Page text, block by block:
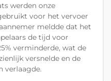
werden onze
voor het vervoer
meldde dat het
de tijd voor
verminderde, wat de
versnelde en de
verlaagde.